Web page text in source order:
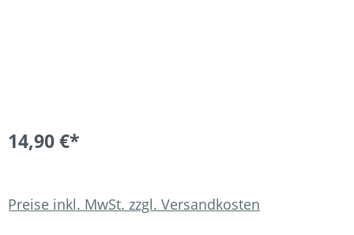
14,90 €*
Preise inkl. MwSt. zzgl. Versandkosten